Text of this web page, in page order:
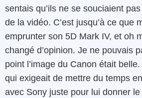
sentais qu’ils ne se souciaient
de la vidéo. C’est jusqu’à ce que
emprunter son 5D Mark IV, et oh
changé d’opinion. Je ne pouvais
point l’image du Canon était belle.
qui exigeait de mettre du temps
avec Sony juste pour lui donner